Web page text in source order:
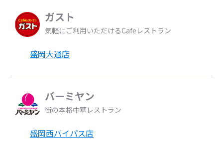
ガスト
気軽にご利用いただけるCafeレストラン
盛岡大通店
バーミヤン
街の本格中華レストラン
盛岡西バイパス店